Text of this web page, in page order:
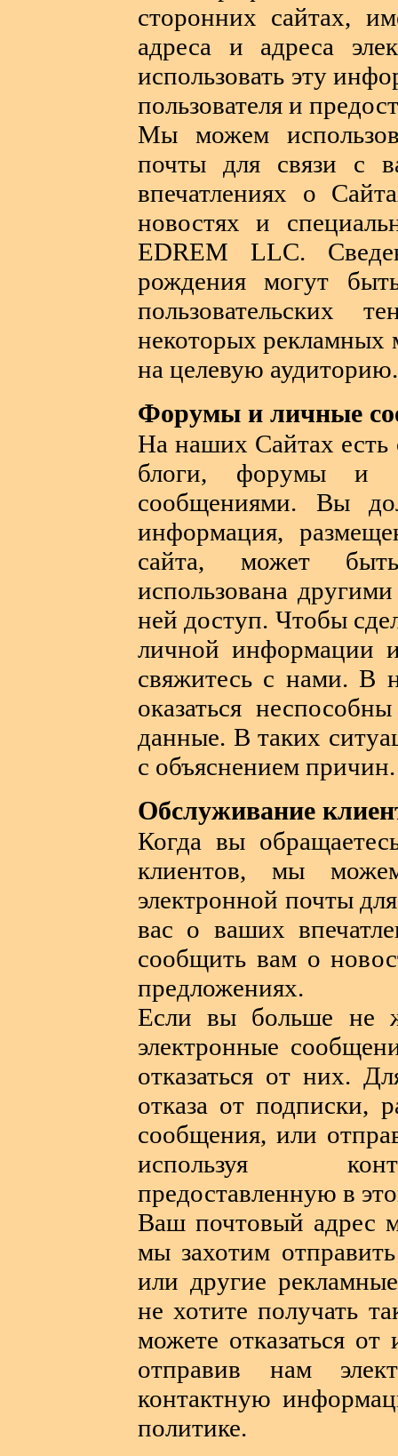
сторонних сайтах,
адреса и адреса
использовать эту
пользователя и
Мы можем
почты для связи с
впечатлениях о
новостях и
EDREM LLC.
рождения могут
пользовательских
некоторых рекламных
на целевую аудиторию.
Форумы и личные
На наших Сайтах есть
блоги, форумы и
сообщениями. Вы
информация,
сайта, может
использована
ней доступ. Чтобы
личной информации
свяжитесь с нами. В
оказаться
данные. В таких
с объяснением причин.
Обслуживание
Когда вы
клиентов, мы
электронной почты
вас о ваших
сообщить вам о
предложениях.
Если вы больше не
электронные
отказаться от них.
отказа от подписки,
сообщения, или
используя
предоставленную в
Ваш почтовый адрес
мы захотим
или другие
не хотите получать
можете отказаться
отправив нам
контактную
политике.